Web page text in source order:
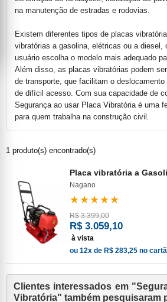
na manutenção de estradas e rodovias.
Existem diferentes tipos de placas
vibratórias a gasolina, elétricas ou a diesel,
usuário escolha o modelo mais adequado
Além disso, as placas vibratórias podem
de transporte, que facilitam o
de difícil acesso. Com sua capacidade de
Segurança ao usar Placa Vibratória é uma
para quem trabalha na construção civil.
1 produto(s) encontrado(s)
Placa vibratória a
Nagano
★★★★★
R$ 3.399,00
R$ 3.059,10
à vista
ou 12x de R$ 283,25 no
Clientes interessados em
Vibratória" também pesquisaram